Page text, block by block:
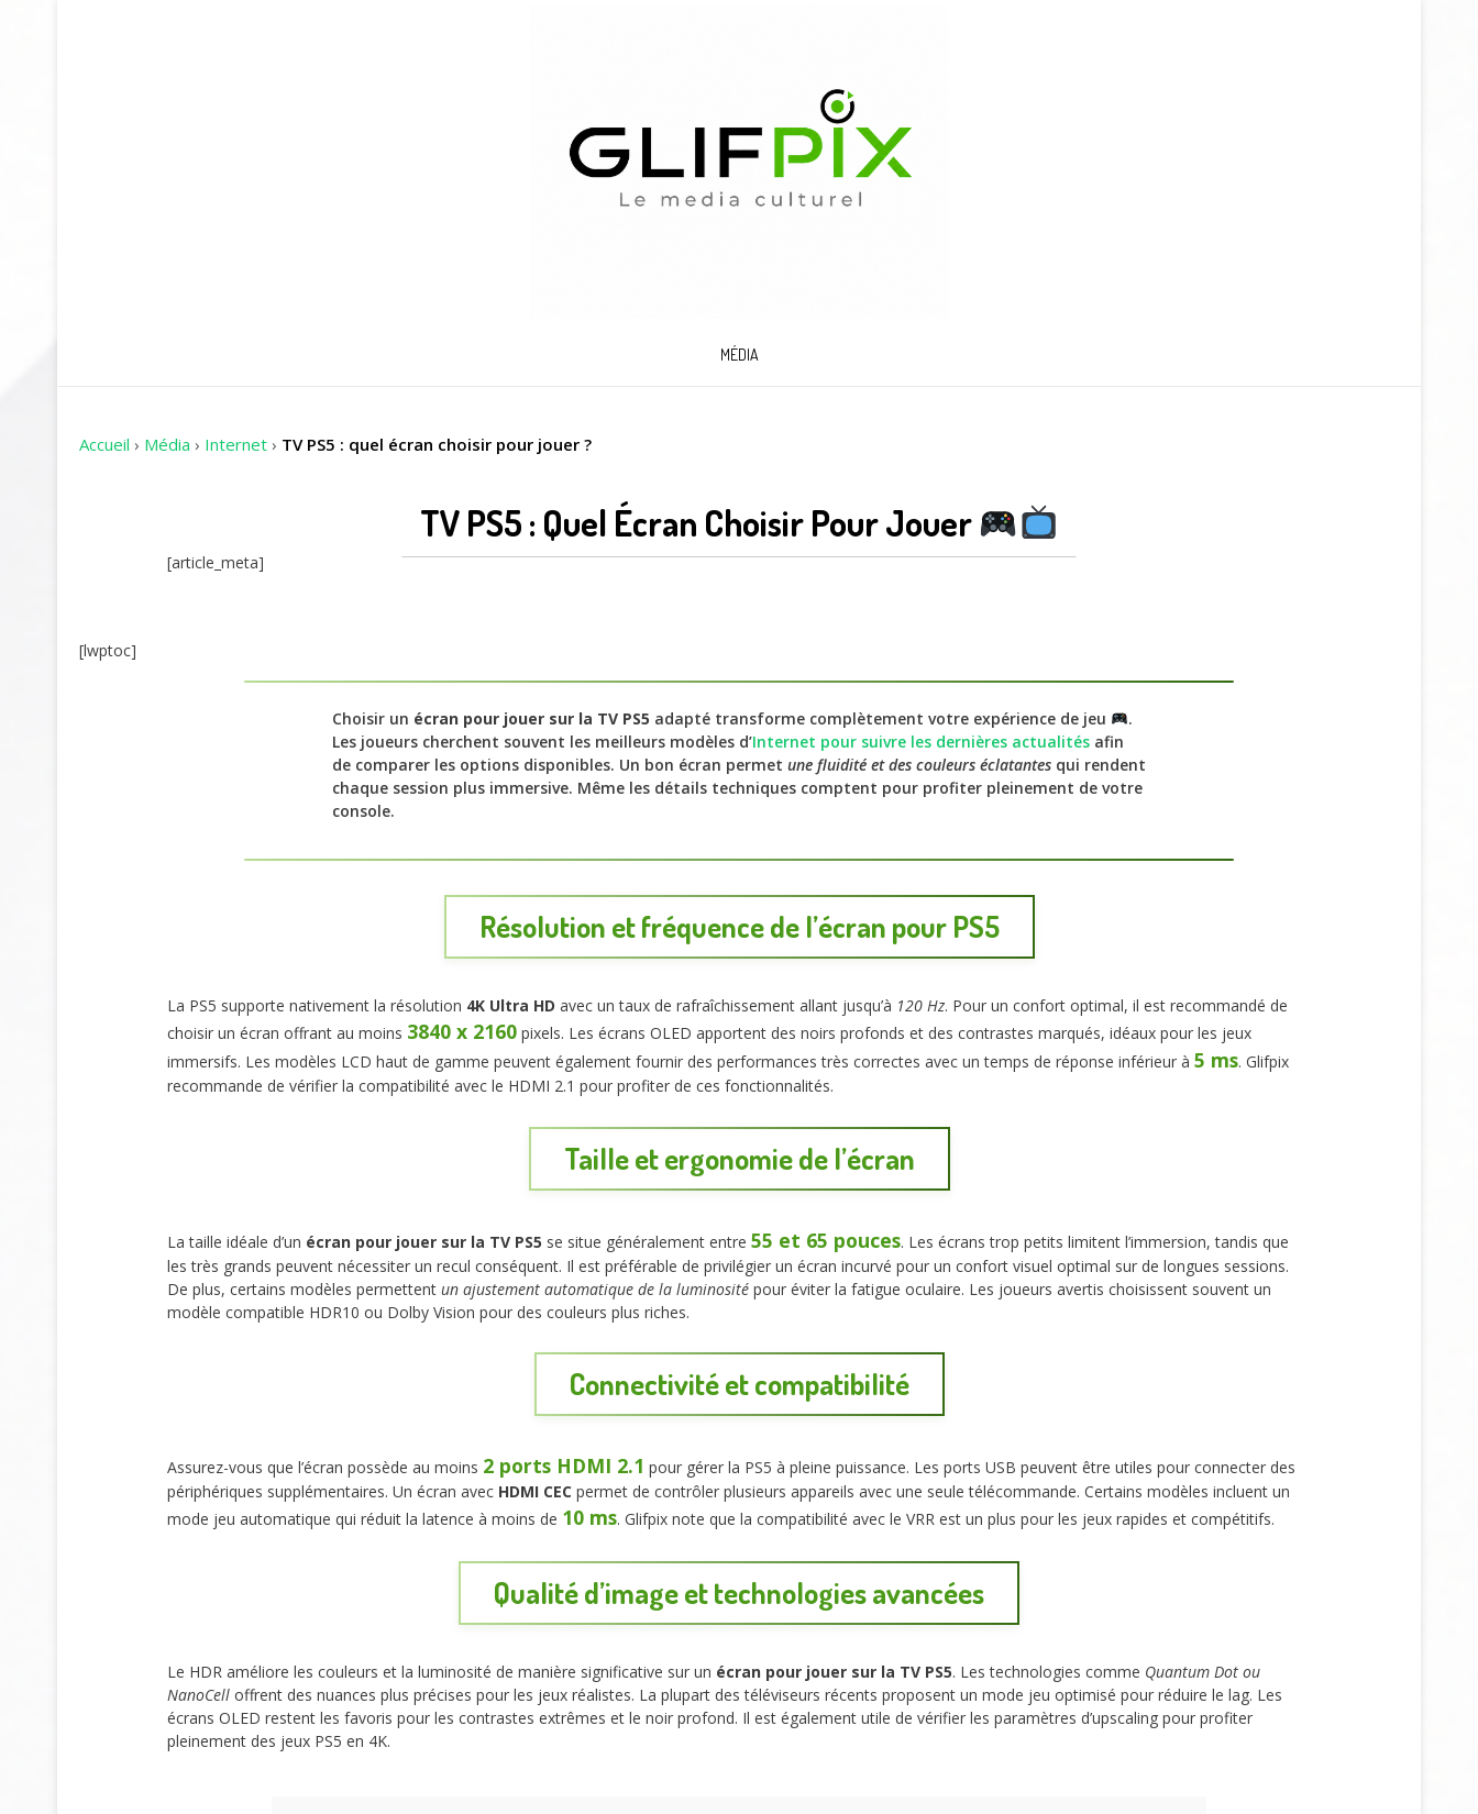
MÉDIA
Accueil › Média › Internet › TV PS5 : quel écran choisir pour jouer ?
TV PS5 : Quel Écran Choisir Pour Jouer
[article_meta]
[lwptoc]
Choisir un écran pour jouer sur la TV PS5 adapté transforme complètement votre expérience de jeu
.
Les joueurs cherchent souvent les meilleurs modèles d’Internet pour suivre les dernières actualités afin
de comparer les options disponibles. Un bon écran permet une fluidité et des couleurs éclatantes qui rendent
chaque session plus immersive. Même les détails techniques comptent pour profiter pleinement de votre
console.
Résolution et fréquence de l’écran pour PS5
La PS5 supporte nativement la résolution 4K Ultra HD avec un taux de rafraîchissement allant jusqu’à 120 Hz. Pour un confort optimal, il est recommandé de
choisir un écran offrant au moins 3840 x 2160 pixels. Les écrans OLED apportent des noirs profonds et des contrastes marqués, idéaux pour les jeux
immersifs. Les modèles LCD haut de gamme peuvent également fournir des performances très correctes avec un temps de réponse inférieur à 5 ms. Glifpix
recommande de vérifier la compatibilité avec le HDMI 2.1 pour profiter de ces fonctionnalités.
Taille et ergonomie de l’écran
La taille idéale d’un écran pour jouer sur la TV PS5 se situe généralement entre 55 et 65 pouces. Les écrans trop petits limitent l’immersion, tandis que
les très grands peuvent nécessiter un recul conséquent. Il est préférable de privilégier un écran incurvé pour un confort visuel optimal sur de longues sessions.
De plus, certains modèles permettent un ajustement automatique de la luminosité pour éviter la fatigue oculaire. Les joueurs avertis choisissent souvent un
modèle compatible HDR10 ou Dolby Vision pour des couleurs plus riches.
Connectivité et compatibilité
Assurez-vous que l’écran possède au moins 2 ports HDMI 2.1 pour gérer la PS5 à pleine puissance. Les ports USB peuvent être utiles pour connecter des
périphériques supplémentaires. Un écran avec HDMI CEC permet de contrôler plusieurs appareils avec une seule télécommande. Certains modèles incluent un
mode jeu automatique qui réduit la latence à moins de 10 ms. Glifpix note que la compatibilité avec le VRR est un plus pour les jeux rapides et compétitifs.
Qualité d’image et technologies avancées
Le HDR améliore les couleurs et la luminosité de manière significative sur un écran pour jouer sur la TV PS5. Les technologies comme Quantum Dot ou
NanoCell offrent des nuances plus précises pour les jeux réalistes. La plupart des téléviseurs récents proposent un mode jeu optimisé pour réduire le lag. Les
écrans OLED restent les favoris pour les contrastes extrêmes et le noir profond. Il est également utile de vérifier les paramètres d’upscaling pour profiter
pleinement des jeux PS5 en 4K.